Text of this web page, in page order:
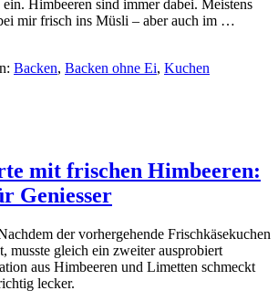
Himbeeren sind immer dabei. Meistens
mir frisch ins Müsli – aber auch im …
Backen, Backen ohne Ei, Kuchen
mit frischen Himbeeren:
Geniesser
der vorhergehende Frischkäsekuchen
musste gleich ein zweiter ausprobiert
aus Himbeeren und Limetten schmeckt
lecker.